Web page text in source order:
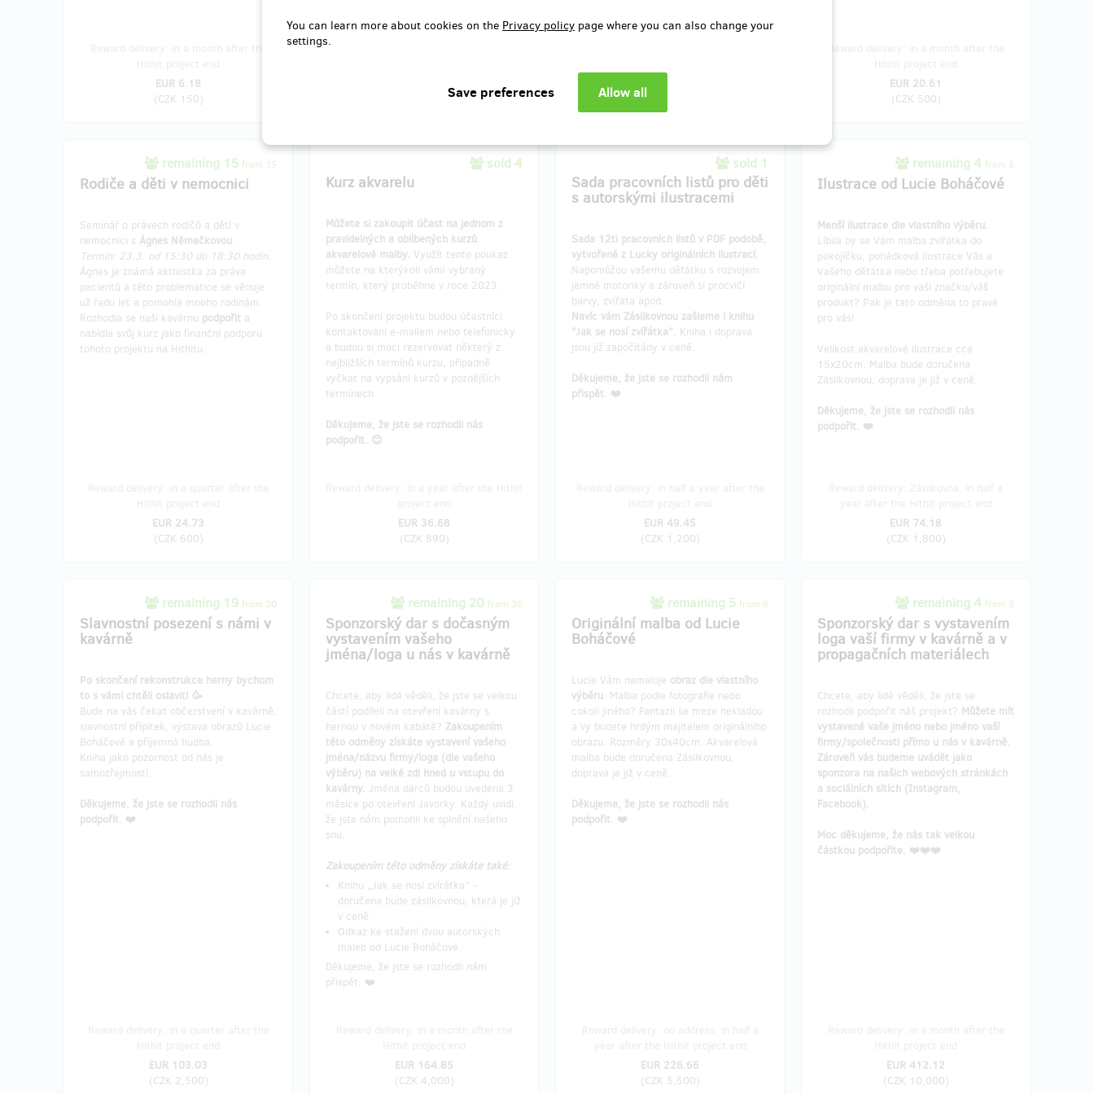
You can learn more about cookies on the Privacy policy page where you can also change your
settings.
EUR 6.18
(CZK 150) )
(
EUR 20.61
(CZK 500)
remaining 15 from 15
Rodiče a děti v nemocnici
Seminář o právech rodičů a dětí v
nemocnici s Ágnes Němečkovou.
Termin: 23.3. od 15:30 do 18:30 hodin.
Ágnes je známá aktivistka za práva
pacientů a této problematice se věnuje
už řadu let a pomohla mnoho rodinám.
Rozhodla se naši kavárnu podpořit a
nabídla svůj kurz jako finanční podporu
tohoto projektu na Hithitu.
EUR 24.73
(CZK 600)
sold 4
Kurz akvarelu
Můžete si zakoupit účast na jednom z
pravidelných a oblíbených kurzů
akvarelové malby. Využít tento poukaz
můžete na kterýkoli vámi vybraný
termín, který proběhne v roce 2023.
Po skončení projektu budou účastníci
kontaktováni e-mailem nebo telefonicky
a budou si moci rezervovat některý z
nejbližších termínů kurzu, případně
vyčkat na vypsání kurzů v pozdějších
termínech.
Děkujeme, že jste se rozhodli nás
podpořit. 😊
EUR 36.68
(CZK 890)
sold 1
Sada pracovních listů pro děti
s autorskými ilustracemi
Sada 12ti pracovních listů v PDF podobě,
vytvořené z Lucky originálních ilustrací.
Napomůžou vašemu děťátku s rozvojem
jemné motoriky a zároveň si procvičí
barvy, zvířata apod.
Navíc vám Zásilkovnou zašleme i knihu
"Jak se nosí zvířátka". Kniha i doprava
jsou již započítány v ceně.
Děkujeme, že jste se rozhodli nám
přispět. ❤️
EUR 49.45
(CZK 1,200)
remaining 4 from 5
Ilustrace od Lucie Boháčové
Menší ilustrace dle vlastního výběru.
Líbila by se Vám malba zvířátka do
pokojíčku, pohádková ilustrace Vás a
Vašeho děťátka nebo třeba potřebujete
originální malbu pro vaši značku/váš
produkt? Pak je tato odměna to pravé
pro vás!
Velikost akvarelové ilustrace cca
15x20cm. Malba bude doručena
Zásilkovnou, doprava je již v ceně.
Děkujeme, že jste se rozhodli nás
podpořit. ❤️
EUR 74.18
(CZK 1,800)
remaining 19 from 20
Slavnostní posezení s námi v
kavárně
Po skončení rekonstrukce herny bychom
to s vámi chtěli oslavit! 🥳
Bude na vás čekat občerstvení v kavárně,
slavnostní přípitek, výstava obrazů Lucie
Boháčové a příjemná hudba.
Kniha jako pozornost od nás je
samozřejmostí.
Děkujeme, že jste se rozhodli nás
podpořit. ❤️
EUR 103.03
(CZK 2,500)
remaining 20 from 20
Sponzorský dar s dočasným
vystavením vašeho
jména/loga u nás v kavárně
Chcete, aby lidé věděli, že jste se velkou
částí podíleli na otevření kavárny s
hernou v novém kabátě? Zakoupením
této odměny získáte vystavení vašeho
jména/názvu firmy/loga (dle vašeho
výběru) na velké zdi hned u vstupu do
kavárny. Jména dárců budou uvedena 3
měsíce po otevření Javorky. Každý uvidí,
že jste nám pomohli ke splnění našeho
snu.
Zakoupením této odměny získáte také:
Knihu „Jak se nosí zvírátka" -
doručena bude zásilkovnou, která je již
v ceně.
Odkaz ke stažení dvou autorských
maleb od Lucie Boháčové.
Děkujeme, že jste se rozhodli nám
přispět. ❤️
EUR 164.85
(CZK 4,000)
remaining 5 from 6
Originální malba od Lucie
Boháčové
Lucie Vám namaluje obraz dle vlastního
výběru. Malba podle fotografie nebo
cokoli jiného? Fantazii se meze nekladou
a vy budete hrdým majitelem originálního
obrazu. Rozměry 30x40cm. Akvarelová
malba bude doručena Zásilkovnou,
doprava je již v ceně.
Děkujeme, že jste se rozhodli nás
podpořit. ❤️
EUR 226.66
(CZK 5,500)
remaining 4 from 5
Sponzorský dar s vystavením
loga vaší firmy v kavárně a v
propagačních materiálech
Chcete, aby lidé věděli, že jste se
rozhodli podpořit náš projekt? Můžete mít
vystavené vaše jméno nebo jméno vaší
firmy/společnosti přímo u nás v kavárně.
Zároveň vás budeme uvádět jako
sponzora na našich webových stránkách
a sociálních sítích (Instagram,
Facebook).
Moc děkujeme, že nás tak velkou
částkou podpoříte. ❤️❤️❤️
EUR 412.12
(CZK 10,000)